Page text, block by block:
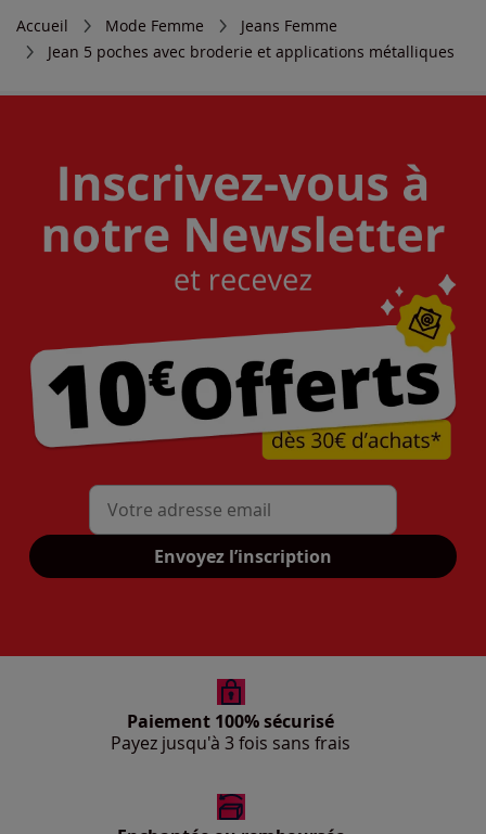
Accueil Mode Femme
Jeans Femme
Jean 5 poches avec broderie et applications métalliques
Mon adresse mail
Envoyez l’inscription
Paiement 100% sécurisé
Payez jusqu'à 3 fois sans frais